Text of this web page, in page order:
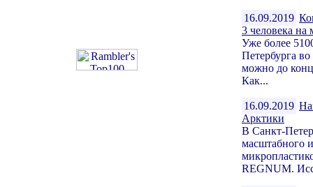
16.09.2019
3 человека на
Уже более
Петербурга
можно до
Как...
16.09.2019
Арктики
В Санкт-
масштабного
REGNUM.